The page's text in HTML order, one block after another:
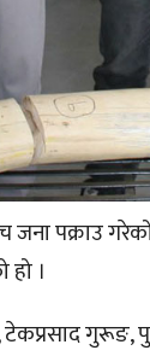
जना पक्राउ
हो ।
टेकप्रसाद